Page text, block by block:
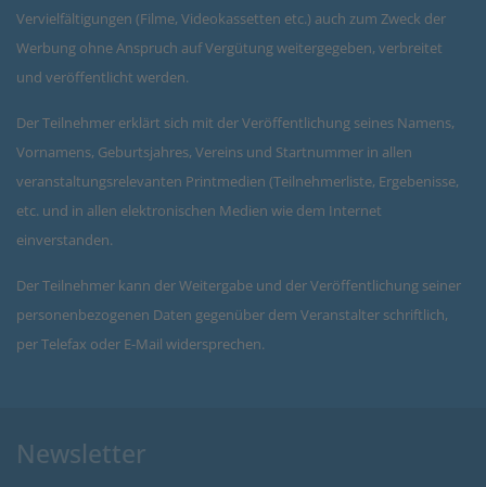
Vervielfältigungen (Filme, Videokassetten etc.) auch zum Zweck der
Werbung ohne Anspruch auf Vergütung weitergegeben, verbreitet
und veröffentlicht werden.
Der Teilnehmer erklärt sich mit der Veröffentlichung seines Namens,
Vornamens, Geburtsjahres, Vereins und Startnummer in allen
veranstaltungsrelevanten Printmedien (Teilnehmerliste, Ergebenisse,
etc. und in allen elektronischen Medien wie dem Internet
einverstanden.
Der Teilnehmer kann der Weitergabe und der Veröffentlichung seiner
personenbezogenen Daten gegenüber dem Veranstalter schriftlich,
per Telefax oder E-Mail widersprechen.
Newsletter